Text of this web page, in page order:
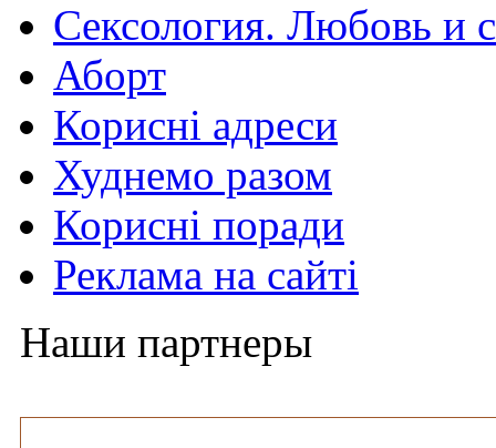
Сексология. Любовь и
Аборт
Корисні адреси
Худнемо разом
Корисні поради
Реклама на сайті
Наши партнеры